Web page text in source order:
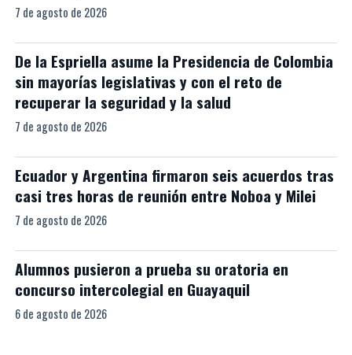
7 de agosto de 2026
De la Espriella asume la Presidencia de Colombia
sin mayorías legislativas y con el reto de
recuperar la seguridad y la salud
7 de agosto de 2026
Ecuador y Argentina firmaron seis acuerdos tras
casi tres horas de reunión entre Noboa y Milei
7 de agosto de 2026
Alumnos pusieron a prueba su oratoria en
concurso intercolegial en Guayaquil
6 de agosto de 2026